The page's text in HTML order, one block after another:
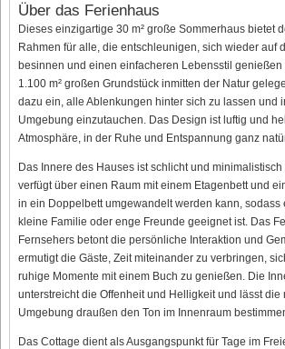
Über das Ferienhaus
Dieses einzigartige 30 m² große Sommerhaus bietet
Rahmen für alle, die entschleunigen, sich wieder auf
besinnen und einen einfacheren Lebensstil genießen
1.100 m² großen Grundstück inmitten der Natur
dazu ein, alle Ablenkungen hinter sich zu lassen und
Umgebung einzutauchen. Das Design ist luftig und
Atmosphäre, in der Ruhe und Entspannung ganz
Das Innere des Hauses ist schlicht und
verfügt über einen Raum mit einem Etagenbett und
in ein Doppelbett umgewandelt werden kann, sodass
kleine Familie oder enge Freunde geeignet ist. Das
Fernsehers betont die persönliche Interaktion und
ermutigt die Gäste, Zeit miteinander zu verbringen,
ruhige Momente mit einem Buch zu genießen. Die
unterstreicht die Offenheit und Helligkeit und lässt die
Umgebung draußen den Ton im Innenraum
Das Cottage dient als Ausgangspunkt für Tage im